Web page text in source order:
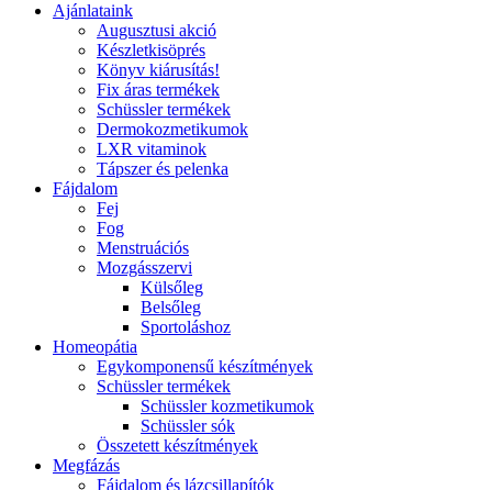
Ajánlataink
Augusztusi akció
Készletkisöprés
Könyv kiárusítás!
Fix áras termékek
Schüssler termékek
Dermokozmetikumok
LXR vitaminok
Tápszer és pelenka
Fájdalom
Fej
Fog
Menstruációs
Mozgásszervi
Külsőleg
Belsőleg
Sportoláshoz
Homeopátia
Egykomponensű készítmények
Schüssler termékek
Schüssler kozmetikumok
Schüssler sók
Összetett készítmények
Megfázás
Fájdalom és lázcsillapítók